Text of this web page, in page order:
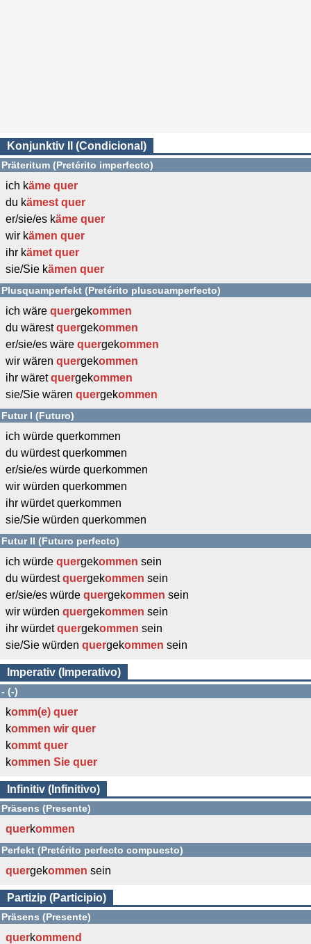
Konjunktiv II (Condicional)
Präteritum (Pretérito imperfecto)
ich käme quer
du kämest quer
er/sie/es käme quer
wir kämen quer
ihr kämet quer
sie/Sie kämen quer
Plusquamperfekt (Pretérito pluscuamperfecto)
ich wäre quergekommen
du wärestquergekommen
er/sie/es wäre quergekommen
wir wären quergekommen
ihr wäretquergekommen
sie/Sie wären quergekommen
Futur I (Futuro)
ich würde querkommen
du würdest querkommen
er/sie/es würde querkommen
wir würden querkommen
ihr würdet querkommen
sie/Sie würden querkommen
Futur II (Futuro perfecto)
ich würde quergekommen sein
du würdestquergekommen sein
er/sie/es würde quergekommen sein
wir würden quergekommen sein
ihr würdetquergekommen sein
sie/Sie würden quergekommen sein
Imperativ (Imperativo)
- (-)
komm(e) quer
kommen wir quer
kommt quer
kommen Sie quer
Infinitiv (Infinitivo)
Präsens (Presente)
querkommen
Perfekt (Pretérito perfecto compuesto)
quergekommen sein
Partizip (Participio)
Präsens (Presente)
querkommend